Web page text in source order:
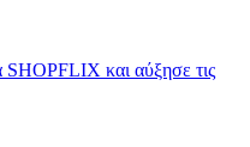
SHOPFLIX και αύξησε τις